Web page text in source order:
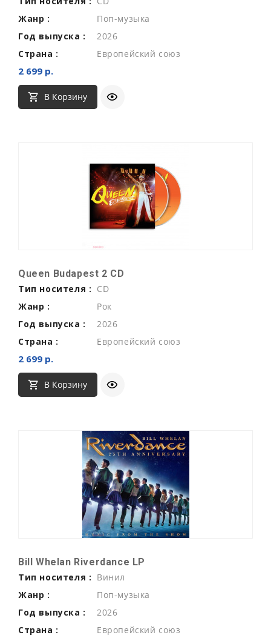
Жанр :
Поп-музыка
Год выпуска :
2026
Страна :
Европейский союз
2 699 р.
В Корзину
Queen Budapest 2 CD
Тип носителя : CD
Жанр :
Рок
Год выпуска :
2026
Страна :
Европейский союз
2 699 р.
В Корзину
Bill Whelan Riverdance LP
Тип носителя : Винил
Жанр :
Поп-музыка
Год выпуска :
2026
Страна :
Европейский союз